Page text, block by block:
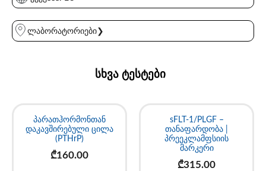
ლაბორატორიები❯
სხვა ტესტები
პარათჰორმონთან
დაკავშირებული ცილა
(PTHrP)
₾160.00
sFLT-1/PLGF –
თანაფარდობა |
პრეეკლამფსიის
მარკერი
₾315.00